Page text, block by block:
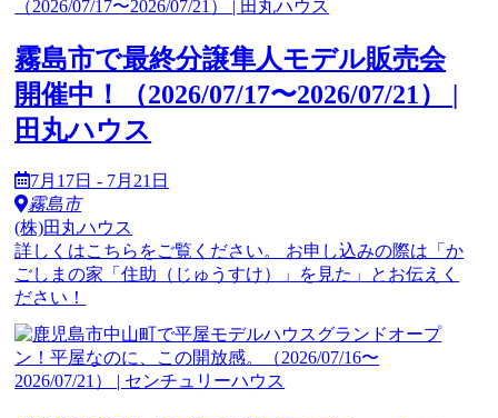
霧島市で最終分譲隼人モデル販売会
開催中！（2026/07/17〜2026/07/21） |
田丸ハウス
7月17日 - 7月21日
霧島市
(株)田丸ハウス
詳しくはこちらをご覧ください。 お申し込みの際は「か
ごしまの家「住助（じゅうすけ）」を見た」とお伝えく
ださい！